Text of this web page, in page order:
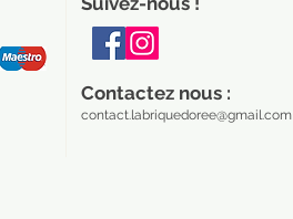
Contactez nous :
contact.labriquedoree@gmail.com